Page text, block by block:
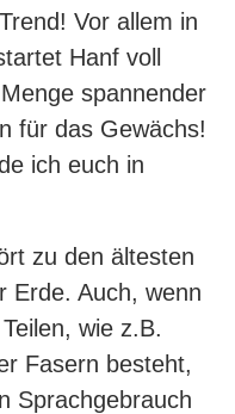
Vor allem in
Hanf voll
spannender
für das Gewächs!
ich euch in
zu den ältesten
Erde. Auch, wenn
wie z.B.
Fasern besteht,
Sprachgebrauch